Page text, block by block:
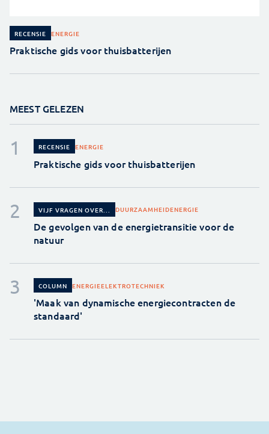
RECENSIE ENERGIE
Praktische gids voor thuisbatterijen
MEEST GELEZEN
RECENSIE ENERGIE
Praktische gids voor thuisbatterijen
VIJF VRAGEN OVER... DUURZAAMHEIDENERGIE
De gevolgen van de energietransitie voor de
natuur
COLUMN ENERGIEELEKTROTECHNIEK
'Maak van dynamische energiecontracten de
standaard'